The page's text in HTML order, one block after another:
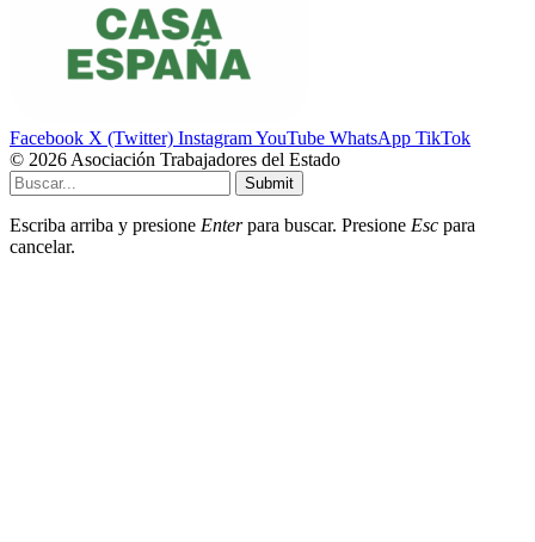
Facebook X (Twitter) InstagramYouTube WhatsApp TikTok
© 2026 Asociación Trabajadores del Estado
Submit
Escriba arriba y presione Enterpara buscar. Presione Esc para
cancelar.